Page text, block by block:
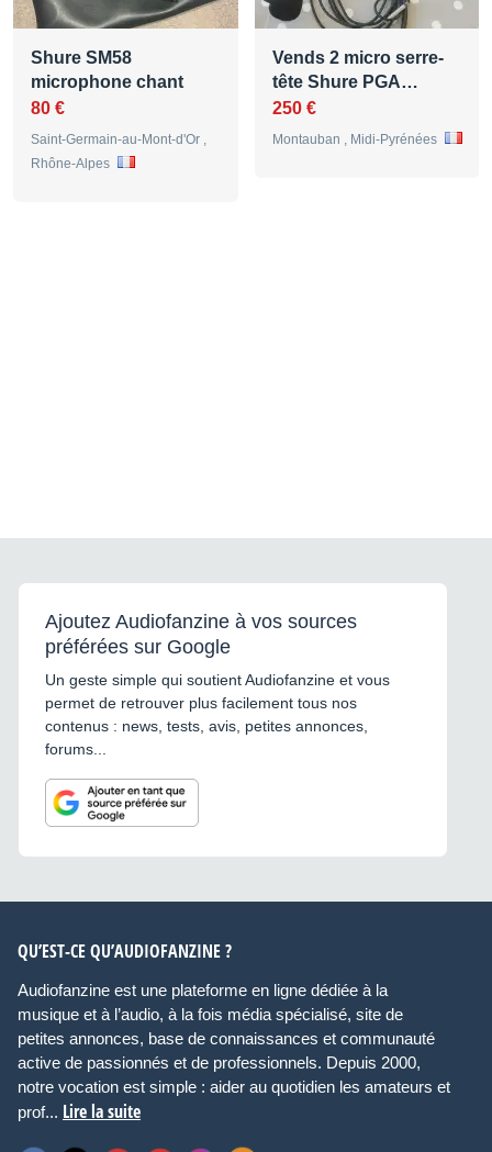
Shure SM58
microphone chant
80 €
Saint-Germain-au-Mont-d'Or ,
Rhône-Alpes
Vends 2 micro serre-
tête Shure PGA…
250 €
Montauban , Midi-Pyrénées
Ajoutez Audiofanzine à vos sources
préférées sur Google
Un geste simple qui soutient Audiofanzine et vous
permet de retrouver plus facilement tous nos
contenus : news, tests, avis, petites annonces,
forums...
QU’EST-CE QU’AUDIOFANZINE ?
Audiofanzine est une plateforme en ligne dédiée à la
musique et à l’audio, à la fois média spécialisé, site de
petites annonces, base de connaissances et communauté
active de passionnés et de professionnels. Depuis 2000,
notre vocation est simple : aider au quotidien les amateurs et
prof... Lire la suite